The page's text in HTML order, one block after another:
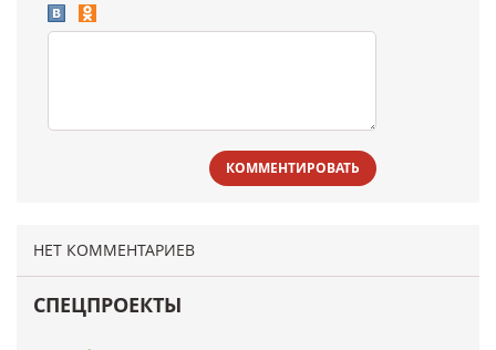
КОММЕНТИРОВАТЬ
НЕТ КОММЕНТАРИЕВ
СПЕЦПРОЕКТЫ